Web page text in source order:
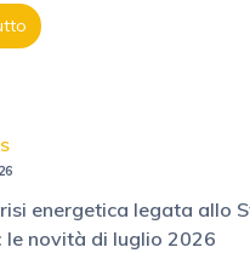
energetica legata allo
le novità di luglio 2026